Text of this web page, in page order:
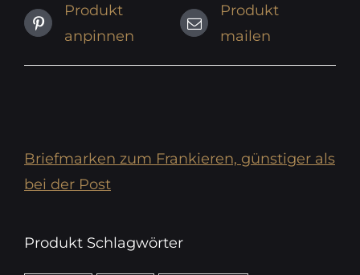
Produkt
anpinnen
Produkt
mailen
Briefmarken zum Frankieren, günstiger als
bei der Post
Produkt Schlagwörter